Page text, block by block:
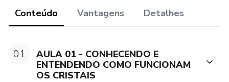
Este curso é imperdível!
Conteúdo Vantagens Detalhes
01
AULA 01 - CONHECENDO E
ENTENDENDO COMO FUNCIONAM
OS CRISTAIS